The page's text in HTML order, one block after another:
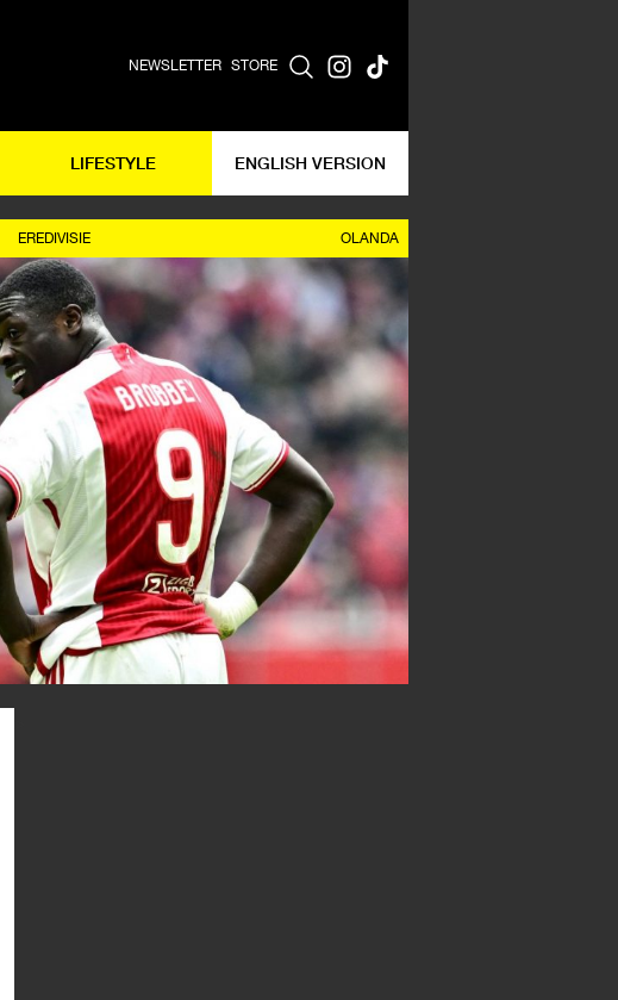
NEWSLETTER STORE
LIFESTYLE ENGLISH VERSION
EREDIVISIE OLANDA